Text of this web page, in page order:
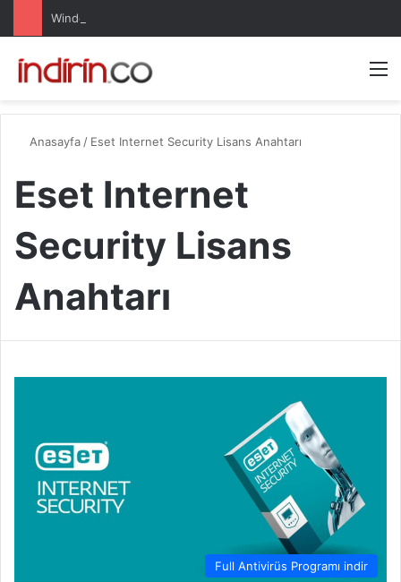
Windows 10 Pro indir – Türkçe – Güncel 2025
Anasayfa / Eset Internet Security Lisans Anahtarı
Eset Internet
Security Lisans
Anahtarı
Full Antivirüs Programı indir